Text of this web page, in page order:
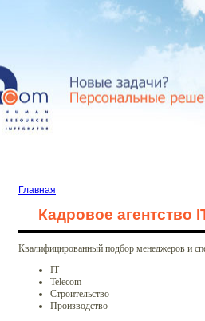
Главная
Кадровое агентство
Квалифицированный подбор менеджеров и
IT
Telecom
Строительство
Производство